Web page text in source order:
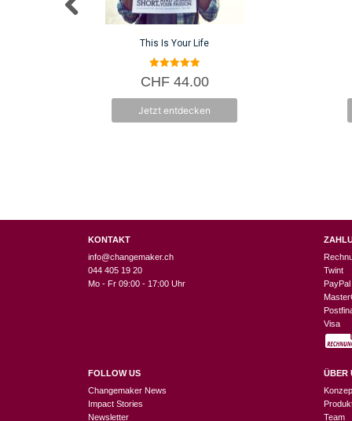
This Is Your Life
5.00
von 5
CHF44.00
Jetzt entdecken
KONTAKT
info@changemaker.ch
044 405 19 20
Mo - Fr 09:00 - 17:00 Uhr
FOLLOW US
Changemaker News
Impact Stories
Newsletter
Twint
PayPal
Visa
ÜBER
Team